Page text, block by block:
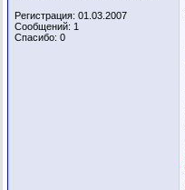
Регистрация: 01.03.2007
Сообщений: 1
Спасибо: 0